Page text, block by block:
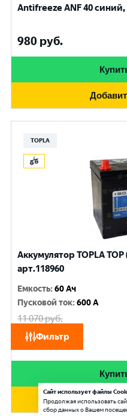
Фильтр
Antifreeze ANF 40
980 руб.
TOPLA
Аккумулятор TOPLA
арт.118960
Емкость:60 Ач
Пусковой ток:600 A
11 070руб.
10 530руб.
Сайт использует файлы
Продолжая использовать
сбор данных о Вашем